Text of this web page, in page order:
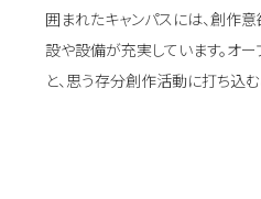
囲まれたキャンパスには、創作
設や設備が充実しています。オ
と、思う存分創作活動に打ち込む